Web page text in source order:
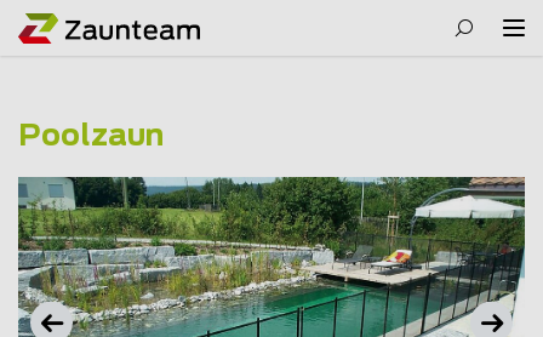
Poolzaun